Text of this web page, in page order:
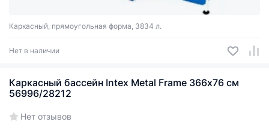
Каркасный, прямоугольная форма, 3834 л.
Нет в наличии
Каркасный бассейн Intex Metal Frame 366х76 см
56996/28212
Нет отзывов